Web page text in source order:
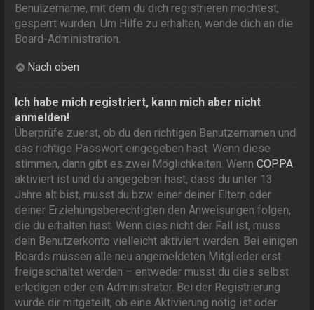
Benutzername, mit dem du dich registrieren möchtest,
gesperrt wurden. Um Hilfe zu erhalten, wende dich an die
Board-Administration.
Nach oben
Ich habe mich registriert, kann mich aber nicht
anmelden!
Überprüfe zuerst, ob du den richtigen Benutzernamen und
das richtige Passwort eingegeben hast. Wenn diese
stimmen, dann gibt es zwei Möglichkeiten. WennCOPPA
aktiviert ist und du angegeben hast, dass du unter 13
Jahre alt bist, musst du bzw. einer deiner Eltern oder
deiner Erziehungsberechtigten den Anweisungen folgen,
die du erhalten hast. Wenn dies nicht der Fall ist, muss
dein Benutzerkonto vielleicht aktiviert werden. Bei einigen
Boards müssen alle neu angemeldeten Mitglieder erst
freigeschaltet werden – entweder musst du dies selbst
erledigen oder ein Administrator. Bei der Registrierung
wurde dir mitgeteilt, ob eine Aktivierung nötig ist oder